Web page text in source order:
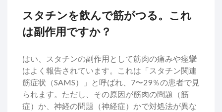
スタチンを飲んで筋がつる。これ
は副作用ですか？
はい、スタチンの副作用として筋肉の痛みや痙攣
はよく報告されています。これは「スタチン関連
筋症状（SAMS）」と呼ばれ、7〜29％の患者で見
られます。ただし、その原因が筋肉の問題（筋
症）か、神経の問題（神経症）かで対処法が異な